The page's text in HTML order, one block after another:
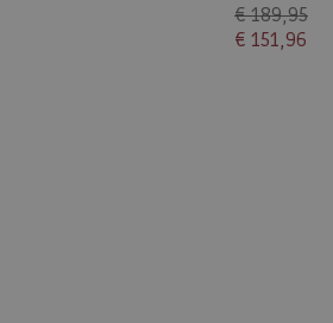
€ 189,95
€ 151,96